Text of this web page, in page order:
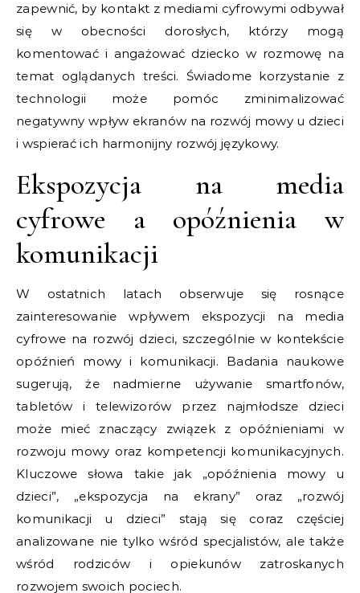
zapewnić, by kontakt z mediami cyfrowymi odbywał
się w obecności dorosłych, którzy mogą
komentować i angażować dziecko w rozmowę na
temat oglądanych treści. Świadome korzystanie z
technologii może pomóc zminimalizować
negatywny wpływ ekranów na rozwój mowy u dzieci
i wspierać ich harmonijny rozwój językowy.
Ekspozycja na media
cyfrowe a opóźnienia w
komunikacji
W ostatnich latach obserwuje się rosnące
zainteresowanie wpływem ekspozycji na media
cyfrowe na rozwój dzieci, szczególnie w kontekście
opóźnień mowy i komunikacji. Badania naukowe
sugerują, że nadmierne używanie smartfonów,
tabletów i telewizorów przez najmłodsze dzieci
może mieć znaczący związek z opóźnieniami w
rozwoju mowy oraz kompetencji komunikacyjnych.
Kluczowe słowa takie jak „opóźnienia mowy u
dzieci”, „ekspozycja na ekrany” oraz „rozwój
komunikacji u dzieci” stają się coraz częściej
analizowane nie tylko wśród specjalistów, ale także
wśród rodziców i opiekunów zatroskanych
rozwojem swoich pociech.